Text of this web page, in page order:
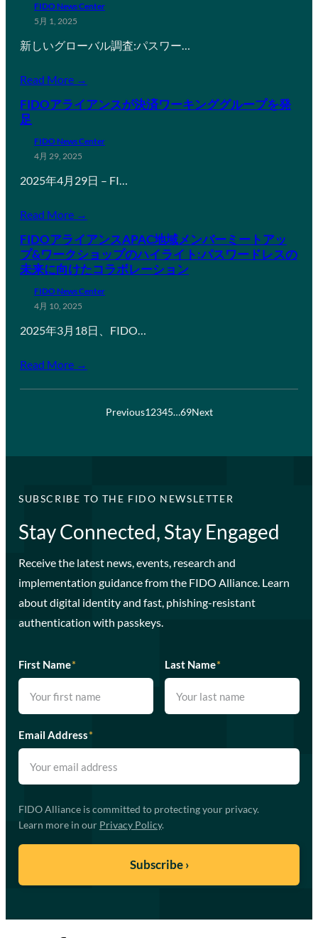
FIDO News Center
5月 1, 2025
新しいグローバル調査:パスワー…
Read More →
FIDOアライアンスが決済ワーキンググループを発
足
FIDO News Center
4月 29, 2025
2025年4月29日 – FI…
Read More →
FIDOアライアンスAPAC地域メンバーミートアッ
プ&ワークショップのハイライト:パスワードレスの
未来に向けたコラボレーション
FIDO News Center
4月 10, 2025
2025年3月18日、FIDO…
Read More →
Previous12345…69Next
SUBSCRIBE TO THE FIDO NEWSLETTER
Stay Connected, Stay Engaged
Receive the latest news, events, research and
implementation guidance from the FIDO Alliance. Learn
about digital identity and fast, phishing-resistant
authentication with passkeys.
First Name* Last Name*
Email Address*
FIDO Alliance is committed to protecting your privacy.
Learn more in our Privacy Policy.